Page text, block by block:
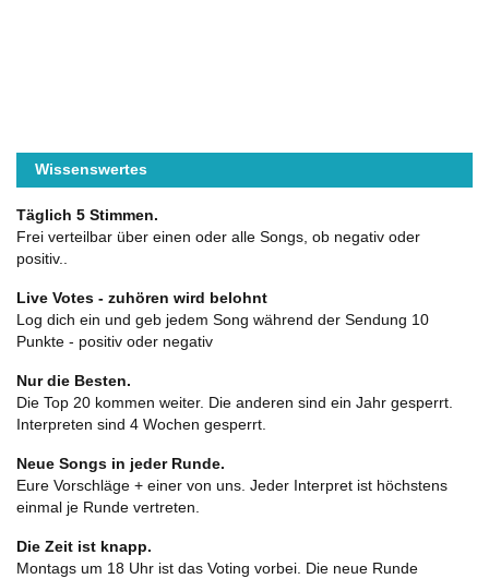
Wissenswertes
Täglich 5 Stimmen.
Frei verteilbar über einen oder alle Songs, ob negativ oder
positiv..
Live Votes - zuhören wird belohnt
Log dich ein und geb jedem Song während der Sendung 10
Punkte - positiv oder negativ
Nur die Besten.
Die Top 20 kommen weiter. Die anderen sind ein Jahr gesperrt.
Interpreten sind 4 Wochen gesperrt.
Neue Songs in jeder Runde.
Eure Vorschläge + einer von uns. Jeder Interpret ist höchstens
einmal je Runde vertreten.
Die Zeit ist knapp.
Montags um 18 Uhr ist das Voting vorbei. Die neue Runde